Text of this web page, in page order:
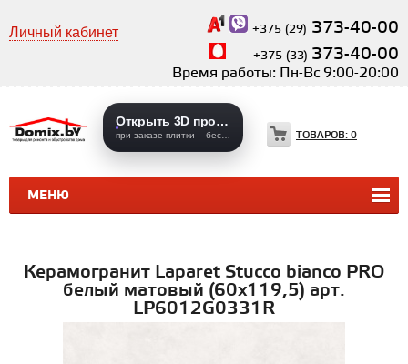
Личный кабинет +375 (29) 373-40-00
+375 (33) 373-40-00
Время работы: Пн-Вс 9:00-20:00
МЕНЮ
Открыть 3D проекты
ТОВАРОВ: 0
КЕРАМИЧЕСКАЯ ПЛИТКА
Керамогранит Laparet Stucco bianco PRO
белый матовый (60х119,5) арт.
LP6012G0331R